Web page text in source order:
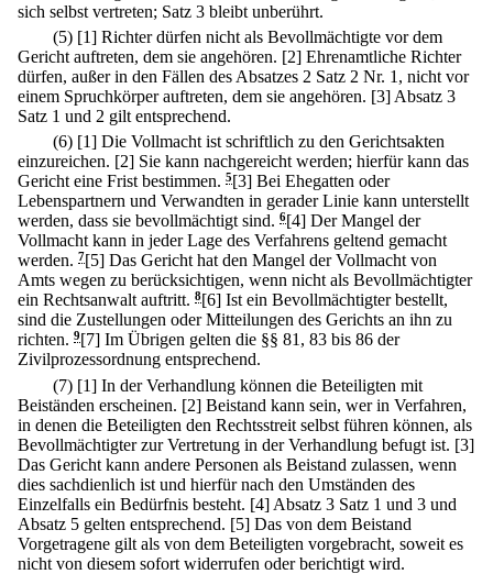
sich selbst vertreten; Satz 3 bleibt unberührt.
(5) [1] Richter dürfen nicht als Bevollmächtigte vor dem
Gericht auftreten, dem sie angehören. [2] Ehrenamtliche Richter
dürfen, außer in den Fällen des Absatzes 2 Satz 2 Nr. 1, nicht vor
einem Spruchkörper auftreten, dem sie angehören. [3] Absatz 3
Satz 1 und 2 gilt entsprechend.
(6) [1] Die Vollmacht ist schriftlich zu den Gerichtsakten
einzureichen. [2] Sie kann nachgereicht werden; hierfür kann das
Gericht eine Frist bestimmen. 5[3] Bei Ehegatten oder
Lebenspartnern und Verwandten in gerader Linie kann unterstellt
werden, dass sie bevollmächtigt sind. 6[4] Der Mangel der
Vollmacht kann in jeder Lage des Verfahrens geltend gemacht
werden. 7[5] Das Gericht hat den Mangel der Vollmacht von
Amts wegen zu berücksichtigen, wenn nicht als Bevollmächtigter
ein Rechtsanwalt auftritt. 8[6] Ist ein Bevollmächtigter bestellt,
sind die Zustellungen oder Mitteilungen des Gerichts an ihn zu
richten. 9[7] Im Übrigen gelten die §§ 81, 83 bis 86 der
Zivilprozessordnung entsprechend.
(7) [1] In der Verhandlung können die Beteiligten mit
Beiständen erscheinen. [2] Beistand kann sein, wer in Verfahren,
in denen die Beteiligten den Rechtsstreit selbst führen können, als
Bevollmächtigter zur Vertretung in der Verhandlung befugt ist. [3]
Das Gericht kann andere Personen als Beistand zulassen, wenn
dies sachdienlich ist und hierfür nach den Umständen des
Einzelfalls ein Bedürfnis besteht. [4] Absatz 3 Satz 1 und 3 und
Absatz 5 gelten entsprechend. [5] Das von dem Beistand
Vorgetragene gilt als von dem Beteiligten vorgebracht, soweit es
nicht von diesem sofort widerrufen oder berichtigt wird.